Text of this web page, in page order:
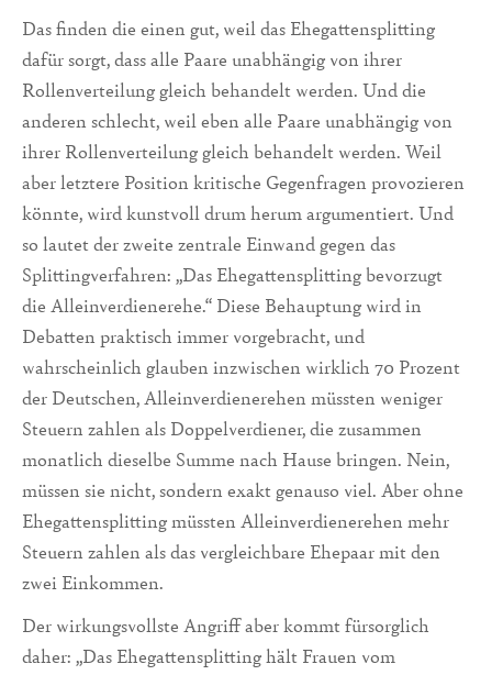
Das finden die einen gut, weil das Ehegattensplitting
dafür sorgt, dass alle Paare unabhängig von ihrer
Rollenverteilung gleich behandelt werden. Und die
anderen schlecht, weil eben alle Paare unabhängig von
ihrer Rollenverteilung gleich behandelt werden. Weil
aber letztere Position kritische Gegenfragen provozieren
könnte, wird kunstvoll drum herum argumentiert. Und
so lautet der zweite zentrale Einwand gegen das
Splittingverfahren: „Das Ehegattensplitting bevorzugt
die Alleinverdienerehe.“ Diese Behauptung wird in
Debatten praktisch immer vorgebracht, und
wahrscheinlich glauben inzwischen wirklich 70 Prozent
der Deutschen, Alleinverdienerehen müssten weniger
Steuern zahlen als Doppelverdiener, die zusammen
monatlich dieselbe Summe nach Hause bringen. Nein,
müssen sie nicht, sondern exakt genauso viel. Aber ohne
Ehegattensplitting müssten Alleinverdienerehen mehr
Steuern zahlen als das vergleichbare Ehepaar mit den
zwei Einkommen.
Der wirkungsvollste Angriff aber kommt fürsorglich
daher: „Das Ehegattensplitting hält Frauen vom